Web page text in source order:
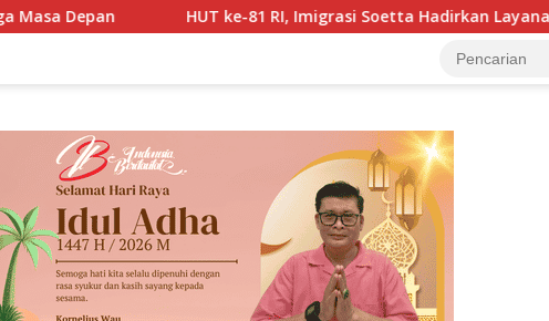
HUT ke-81 RI, Imigrasi Soetta Hadirkan Layanan Paspor di Akhir Pekan